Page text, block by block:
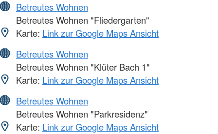
Betreutes Wohnen
Betreutes Wohnen "Fliedergarten"
Karte: Link zur Google Maps Ansicht
Betreutes Wohnen
Betreutes Wohnen "Klüter Bach 1"
Karte: Link zur Google Maps Ansicht
Betreutes Wohnen
Betreutes Wohnen "Parkresidenz"
Karte: Link zur Google Maps Ansicht